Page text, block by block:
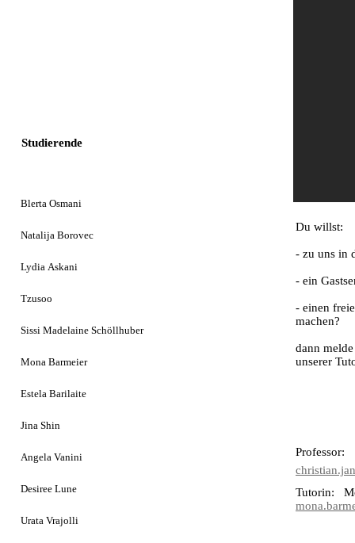
Professor:
Tutorin:
Studierende
Blerta Osmani
Natalija Borovec
Lydia Askani
Tzusoo
Sissi Madelaine Schöllhuber
Mona Barmeier
Estela Barilaite
Jina Shin
Angela Vanini
Desiree Lune
Urata Vrajolli
Du willst:
- zu uns in
- ein
- einen
machen?
dann
unserer